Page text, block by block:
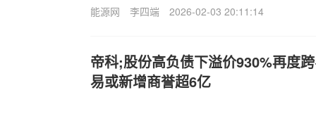
能源网 李四端 2026-02-03 20:11:14
帝科;股份高负债下溢价930%再度
易或新增商誉超6亿